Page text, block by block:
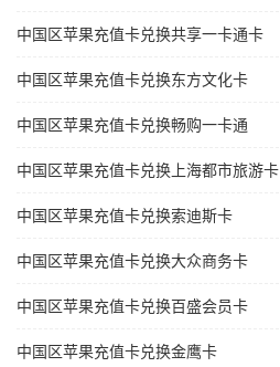
中国区苹果充值卡兑换共享一卡通卡
中国区苹果充值卡兑换东方文化卡
中国区苹果充值卡兑换畅购一卡通
中国区苹果充值卡兑换上海都市旅游卡
中国区苹果充值卡兑换索迪斯卡
中国区苹果充值卡兑换大众商务卡
中国区苹果充值卡兑换百盛会员卡
中国区苹果充值卡兑换金鹰卡